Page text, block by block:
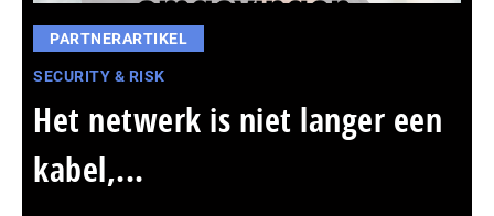
PARTNERARTIKEL
SECURITY & RISK
Het netwerk is niet langer een
kabel,...